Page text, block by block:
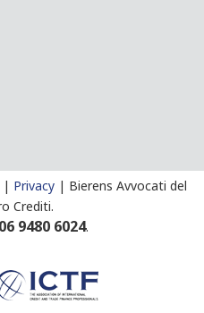
| Privacy | Bierens Avvocati del
Crediti.
9480 6024.